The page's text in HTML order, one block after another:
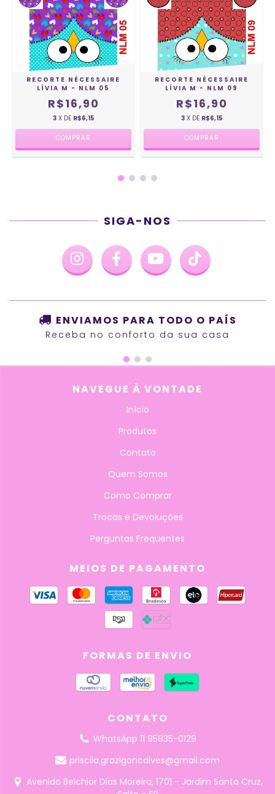
RECORTE NÉCESSAIRE
LÍVIA M - NLM 05
R$16,90
3 X DE R$6,15
RECORTE NÉCESSAIRE
LÍVIA M - NLM 09
R$16,90
3 X DE R$6,15
SIGA-NOS
ENVIAMOS PARA TODO O PAÍS
Receba no conforto da sua casa
NAVEGUE À VONTADE
Início
Produtos
Contato
Quem Somos
Como Comprar
Trocas e Devoluções
Perguntas Frequentes
MEIOS DE PAGAMENTO
FORMAS DE ENVIO
CONTATO
WhatsApp 11 95935-0129
priscila.grazigoncalves@gmail.com
Avenida Belchior Dias Moreira, 1701 - Jardim Santa Cruz,